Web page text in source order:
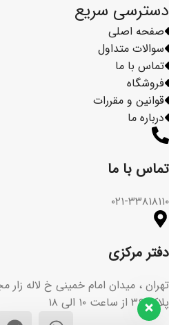
تماس با ما​
۰۲۱-۳۳۸۱۸۱۱۰
دفتر مرکزی
تهران ، میدان امام خمینی خ لاله
پلاک ۳۶ از ساعت ۱۰ الی ۱۸
فروشگاه
قوانین و مقررات
درباره ما
دسترسی سریع
صفحه اصلی
سوالات متداول
تماس با ما